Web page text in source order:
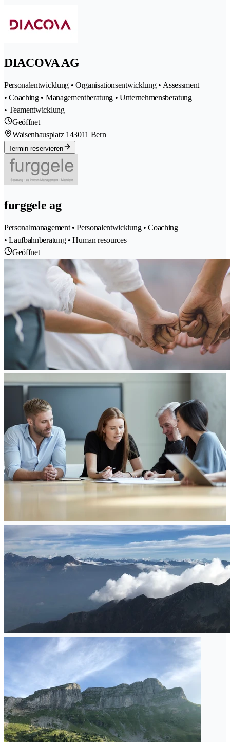
DIACOVA AG
Personalentwicklung • Organisationsentwicklung • Assessment
• Coaching • Managementberatung • Unternehmensberatung
• Teamentwicklung
Geöffnet
Waisenhausplatz 143011 Bern
Termin reservieren
furggele ag
Personalmanagement • Personalentwicklung • Coaching
• Laufbahnberatung • Human resources
Geöffnet